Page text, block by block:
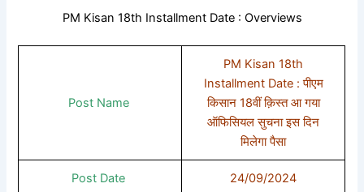
PM Kisan 18th Installment Date : Overviews
Post Name
PM Kisan 18th
Installment Date : पीएम
किसान 18वीं क़िस्त आ गया
ऑफिसियल सुचना इस दिन
मिलेगा पैसा
Post Date 24/09/2024